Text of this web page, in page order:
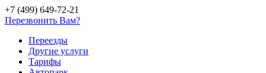
+7 (499) 649-72-21
Перезвонить Вам?
Переезды
Другие услуги
Тарифы